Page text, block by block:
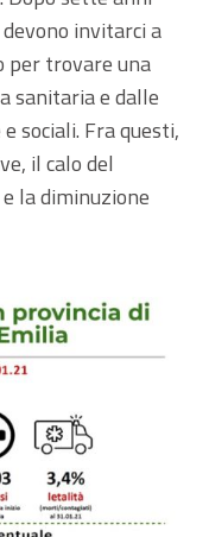
invitarci a
per trovare una
sanitaria e dalle
sociali. Fra questi,
il calo del
la diminuzione